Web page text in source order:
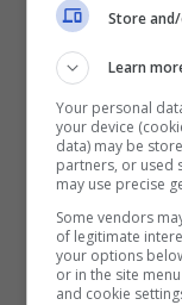
l’incontro tra
(l’attuale
donne erano
hanno
presenti con i
All’evento,
Barbara ed
e figli.
Store
Learn
Your personal
your device
data) may be
partners, or used
may use precise
Some vendors
of legitimate
your options
or in the site
and cookie